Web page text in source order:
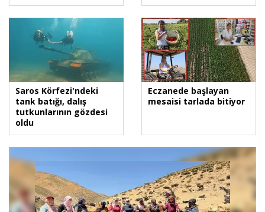
Saros Körfezi'ndeki
tank batığı, dalış
tutkunlarının gözdesi
oldu
Eczanede başlayan
mesaisi tarlada bitiyor